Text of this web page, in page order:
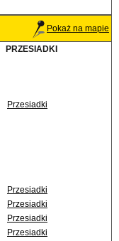
Pokaż na mapie
PRZESIADKI
Przesiadki
Przesiadki
Przesiadki
Przesiadki
Przesiadki